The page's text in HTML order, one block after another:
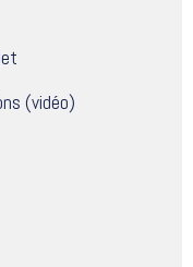
(vidéo)